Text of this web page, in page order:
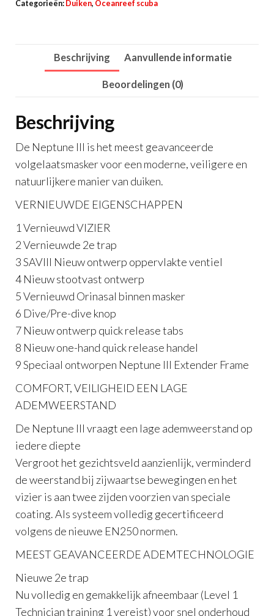
Categorieën: Duiken, Oceanreef scuba
Beschrijving Aanvullende informatie
Beoordelingen (0)
Beschrijving
De Neptune III is het meest geavanceerde
volgelaatsmasker voor een moderne, veiligere en
natuurlijkere manier van duiken.
VERNIEUWDE EIGENSCHAPPEN
1 Vernieuwd VIZIER
2 Vernieuwde 2e trap
3 SAVIII Nieuw ontwerp oppervlakte ventiel
4 Nieuw stootvast ontwerp
5 Vernieuwd Orinasal binnen masker
6 Dive/Pre-dive knop
7 Nieuw ontwerp quick release tabs
8 Nieuw one-hand quick release handel
9 Speciaal ontworpen Neptune III Extender Frame
COMFORT, VEILIGHEID EEN LAGE
ADEMWEERSTAND
De Neptune III vraagt een lage ademweerstand op
iedere diepte
Vergroot het gezichtsveld aanzienlijk, verminderd
de weerstand bij zijwaartse bewegingen en het
vizier is aan twee zijden voorzien van speciale
coating. Als systeem volledig gecertificeerd
volgens de nieuwe EN250 normen.
MEEST GEAVANCEERDE ADEMTECHNOLOGIE
Nieuwe 2e trap
Nu volledig en gemakkelijk afneembaar (Level 1
Technician training 1 vereist) voor snel onderhoud